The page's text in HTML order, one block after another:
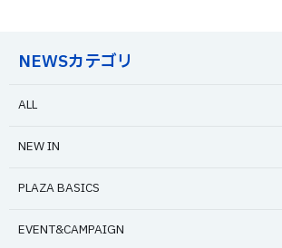
NEWSカテゴリ
ALL
NEW IN
PLAZA BASICS
EVENT&CAMPAIGN